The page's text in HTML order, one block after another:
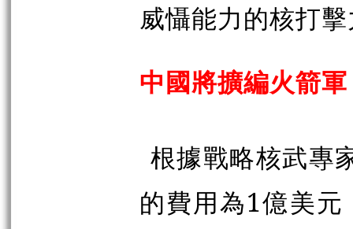
威懾能力的核打
中國將擴編火箭軍
根據戰略核武專
的費用為1億美